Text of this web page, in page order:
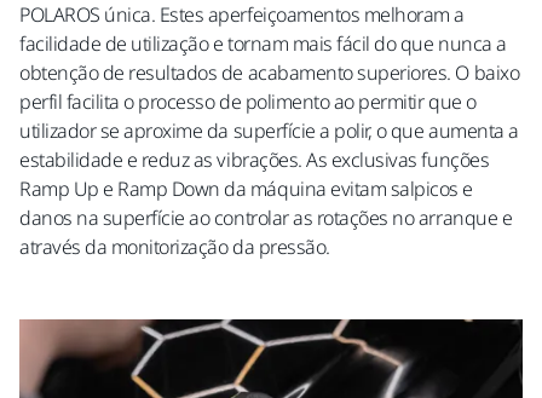
POLAROS única. Estes aperfeiçoamentos melhoram a
facilidade de utilização e tornam mais fácil do que nunca a
obtenção de resultados de acabamento superiores. O baixo
perfil facilita o processo de polimento ao permitir que o
utilizador se aproxime da superfície a polir, o que aumenta a
estabilidade e reduz as vibrações. As exclusivas funções
Ramp Up e Ramp Down da máquina evitam salpicos e
danos na superfície ao controlar as rotações no arranque e
através da monitorização da pressão.